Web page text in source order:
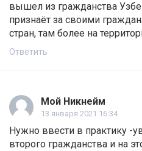
вышел из гражданства
признаёт за своими
стран, там более на
Ответить
Мой Никнейм
13 января 2021 16:34
Нужно ввести в практику -
второго гражданства и на